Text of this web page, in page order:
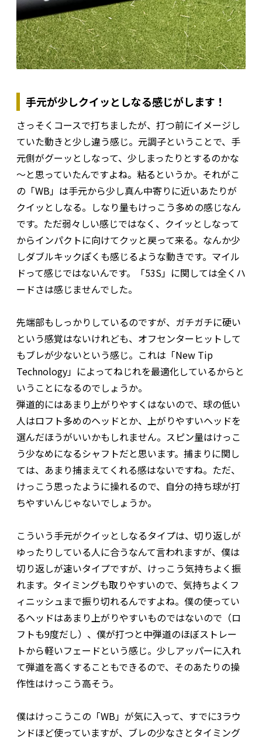
手元が少しクイッとしなる感じがします！
さっそくコースで打ちましたが、打つ前にイメージし
ていた動きと少し違う感じ。元調子ということで、手
元側がグーッとしなって、少しまったりとするのかな
～と思っていたんですよね。粘るというか。それがこ
の「WB」は手元から少し真ん中寄りに近いあたりが
クイッとしなる。しなり量もけっこう多めの感じなん
です。ただ弱々しい感じではなく、クイッとしなって
からインパクトに向けてクッと戻って来る。なんか少
しダブルキックぽくも感じるような動きです。マイル
ドって感じではないんです。「53S」に関しては全くハ
ードさは感じませんでした。
先端部もしっかりしているのですが、ガチガチに硬い
という感覚はないけれども、オフセンターヒットして
もブレが少ないという感じ。これは「New Tip
Technology」によってねじれを最適化しているからと
いうことになるのでしょうか。
弾道的にはあまり上がりやすくはないので、球の低い
人はロフト多めのヘッドとか、上がりやすいヘッドを
選んだほうがいいかもしれません。スピン量はけっこ
う少なめになるシャフトだと思います。捕まりに関し
ては、あまり捕まえてくれる感はないですね。ただ、
けっこう思ったように操れるので、自分の持ち球が打
ちやすいんじゃないでしょうか。
こういう手元がクイッとしなるタイプは、切り返しが
ゆったりしている人に合うなんて言われますが、僕は
切り返しが速いタイプですが、けっこう気持ちよく振
れます。タイミングも取りやすいので、気持ちよくフ
ィニッシュまで振り切れるんですよね。僕の使ってい
るヘッドはあまり上がりやすいものではないので（ロ
フトも9度だし）、僕が打つと中弾道のほぼストレー
トから軽いフェードという感じ。少しアッパーに入れ
て弾道を高くすることもできるので、そのあたりの操
作性はけっこう高そう。
僕はけっこうこの「WB」が気に入って、すでに3ラウ
ンドほど使っていますが、ブレの少なさとタイミング